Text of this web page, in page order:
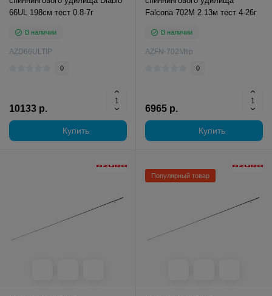
66UL 198см тест 0.8-7г
В наличии
AZD66ULTIP
0
10133 р.
Купить
Falcona 702M 2.13м тест 4-26г
В наличии
AZFN-702Mtip
0
6965 р.
Купить
Популярный товар